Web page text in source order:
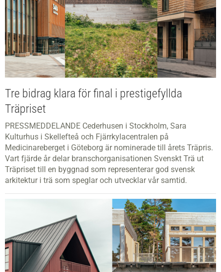
Tre bidrag klara för final i prestigefyllda
Träpriset
PRESSMEDDELANDE Cederhusen i Stockholm, Sara
Kulturhus i Skellefteå och Fjärrkylacentralen på
Medicinareberget i Göteborg är nominerade till årets Träpris.
Vart fjärde år delar branschorganisationen Svenskt Trä ut
Träpriset till en byggnad som representerar god svensk
arkitektur i trä som speglar och utvecklar vår samtid.